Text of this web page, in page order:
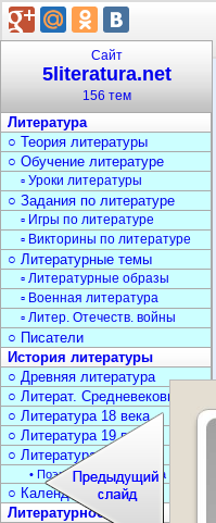
Сайт
5literatura.net
156 тем
Литература
○ Теория литературы
○ Обучение литературе
▫ Уроки литературы
○ Задания по литературе
▫ Игры по литературе
▫ Викторины по литературе
○ Литературные темы
▫ Литературные образы
▫ Военная литература
▫ Литер. Отечеств. войны
○ Писатели
История литературы
○ Древняя литература
○ Литерат. Средневековья
○ Литература 18 века
○ Литература 19 века
○ Литература 20 века
• Поэзия Серебрян. века
○ Календарь дат
Литературное чтение